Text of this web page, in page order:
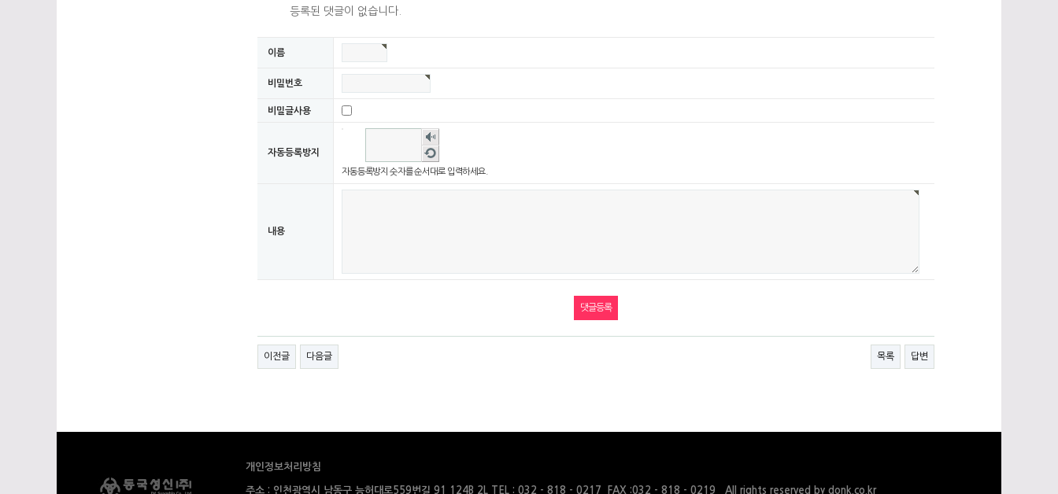
등록된 댓글이 없습니다.
이름
비밀번호
비밀글사용
자동등록방지
숫자
음성
듣기
새로
고침
자동등록방지 숫자를 순서대로 입력하세요.
내용
이전글 다음글 목록 답변
개인정보처리방침
주소 : 인천광역시 남동구 능허대로559번길 91 124B 2L TEL : 032 - 818 - 0217 FAX :032 - 818 - 0219 All rights reserved by donk.co.kr